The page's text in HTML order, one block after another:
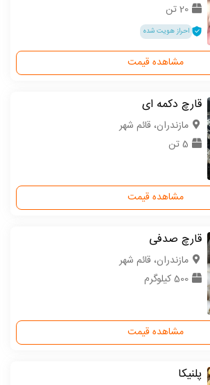
20 تن
احراز هویت شده
مشاهده قیمت
قارچ دکمه ای
مازندران، قائم شهر
5 تن
مشاهده قیمت
قارچ صدفی
مازندران، قائم شهر
500 کیلوگرم
مشاهده قیمت
پلنیکا